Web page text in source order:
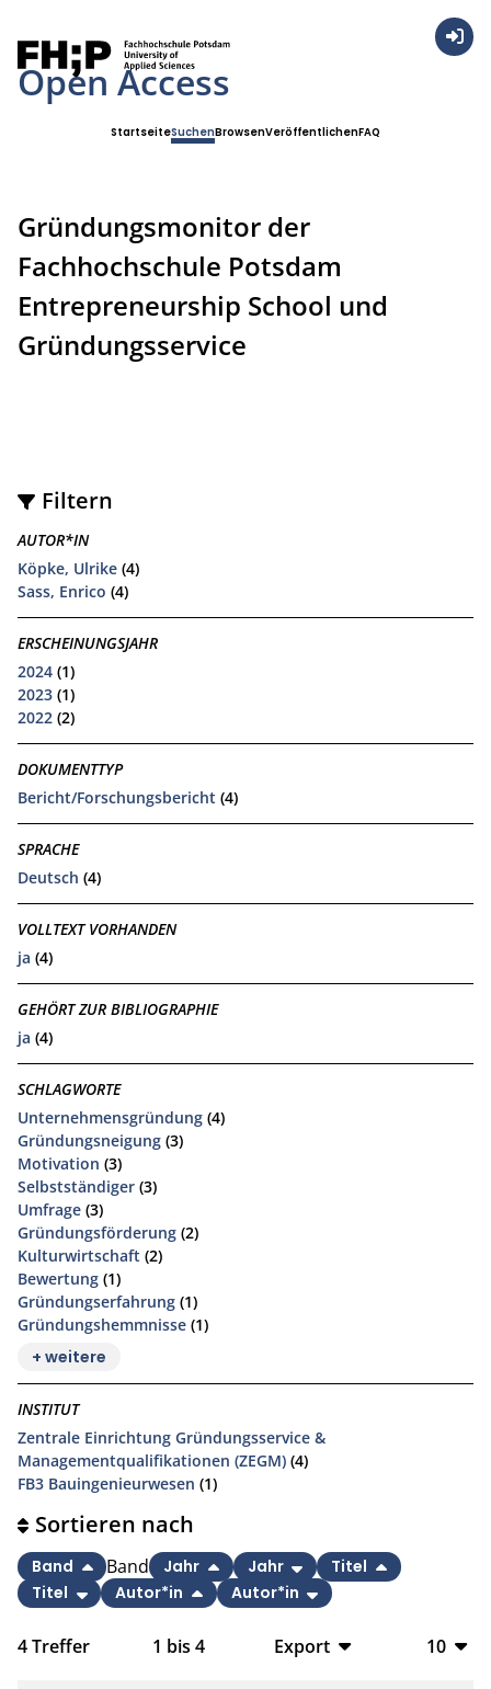
Open Access
StartseiteSuchenBrowsenVeröffentlichenFAQ
Gründungsmonitor der
Fachhochschule Potsdam
Entrepreneurship School und
Gründungsservice
Filtern
AUTOR*IN
Köpke, Ulrike (4)
Sass, Enrico (4)
ERSCHEINUNGSJAHR
2024 (1)
2023 (1)
2022 (2)
DOKUMENTTYP
Bericht/Forschungsbericht (4)
SPRACHE
Deutsch (4)
VOLLTEXT VORHANDEN
ja (4)
GEHÖRT ZUR BIBLIOGRAPHIE
ja (4)
SCHLAGWORTE
Unternehmensgründung (4)
Gründungsneigung (3)
Motivation (3)
Selbstständiger (3)
Umfrage (3)
Gründungsförderung (2)
Kulturwirtschaft (2)
Bewertung (1)
Gründungserfahrung (1)
Gründungshemmnisse (1)
+ weitere
INSTITUT
Zentrale Einrichtung Gründungsservice &
Managementqualifikationen (ZEGM) (4)
FB3 Bauingenieurwesen (1)
4Treffer 1 bis 4
Export
10
Sortieren nach
Band Band Jahr Jahr
Titel
Titel
Autor*in Autor*in